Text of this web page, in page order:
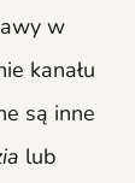
w
kanału
są inne
lub